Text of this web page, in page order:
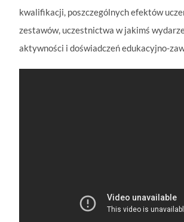
kwalifikacji, poszczególnych efektów
zestawów, uczestnictwa w jakimś
aktywności i doświadczeń edukacyjno-